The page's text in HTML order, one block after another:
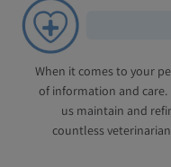
When it comes to your
of information and care.
us maintain and
countless